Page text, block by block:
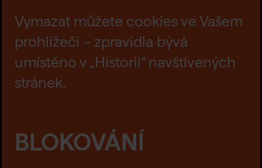
Vymazat můžete cookies ve Vašem
prohlížeči – zpravidla bývá
umístěno v „Historii“ navštívených
stránek.
BLOKOVÁNÍ